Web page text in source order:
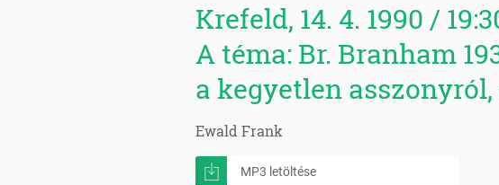
Krefeld, 14. 4. 1990 /
A téma: Br. Branham
a kegyetlen
Ewald Frank
MP3 letöltése